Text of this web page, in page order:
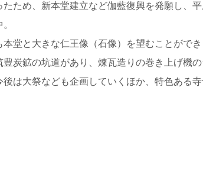
ため、新本堂建立など伽藍復興を発願し、平
堂と大きな仁王像（石像）を望むことがで
炭鉱の坑道があり、煉瓦造りの巻き上げ機の
は大祭なども企画していくほか、特色ある